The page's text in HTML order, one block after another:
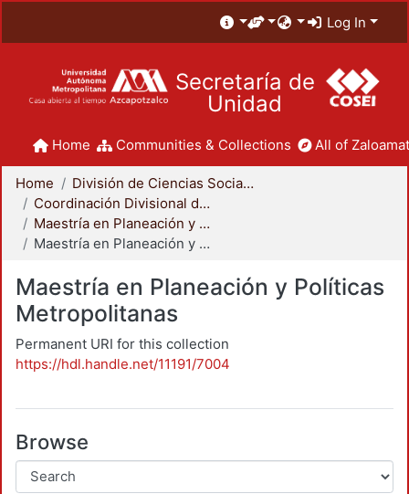
Log In
Secretaría de
Unidad
Home Communities & Collections All of
Home
División de Ciencias Sociales y Humanidades
Coordinación Divisional de Posgrado
Maestría en Planeación y Políticas Metropolitanas
Maestría en Planeación y Políticas Metropolitanas
Maestría en Planeación y Políticas
Metropolitanas
Permanent URI for this collection
https://hdl.handle.net/11191/7004
Browse